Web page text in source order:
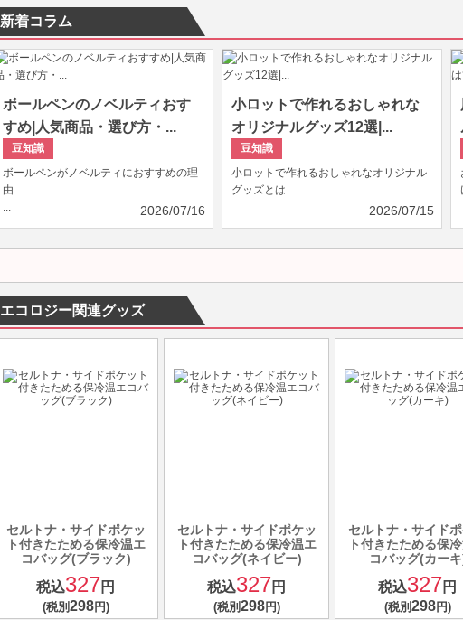
新着コラム
ボールペンのノベルティおす
すめ|人気商品・選び方・...
豆知識
ボールペンがノベルティにおすすめの理
由
...
2026/07/16
小ロットで作れるおしゃれな
オリジナルグッズ12選|...
豆知識
小ロットで作れるおしゃれなオリジナル
グッズとは
2026/07/15
エコロジー関連グッズ
セルトナ・サイドポケッ
ト付きたためる保冷温エ
コバッグ(ブラック)
税込327円
(税別298円)
セルトナ・サイドポケッ
ト付きたためる保冷温エ
コバッグ(ネイビー)
税込327円
(税別298円)
セルトナ・サイド
ト付きたためる保
コバッグ(カー
税込327円
(税別298円)